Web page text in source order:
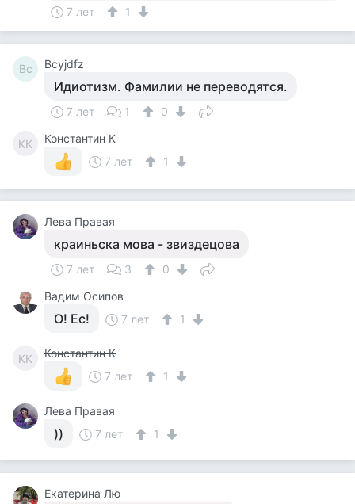
7 лет 1
Bc Bcyjdfz
Идиотизм. Фамилии не переводятся.
7 лет 1 0
КК
Константин К
7 лет
1
Лева Правая
краиньска мова - звиздецова
7 лет 3
0
Вадим Осипов
О! Ес! 7 лет 1
КК
Константин К
7 лет
1
Лева Правая
)) 7 лет 1
Екатерина Лю